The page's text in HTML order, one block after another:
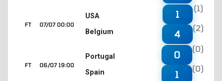
07/07 00:00
FT
USA
Belgium
1
(1)
4
(2)
06/07 19:00
FT
Portugal
Spain
0
(0)
1
(0)